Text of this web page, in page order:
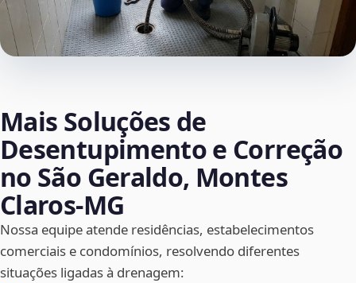
Mais Soluções de
Desentupimento e Correção
no São Geraldo, Montes
Claros‑MG
Nossa equipe atende residências, estabelecimentos
comerciais e condomínios, resolvendo diferentes
situações ligadas à drenagem: